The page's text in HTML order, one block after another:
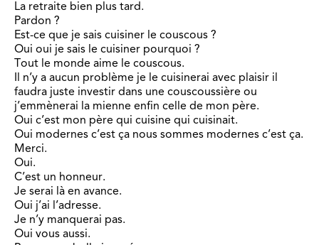
La retraite bien plus tard.
Pardon ?
Est-ce que je sais cuisiner le couscous ?
Oui oui je sais le cuisiner pourquoi ?
Tout le monde aime le couscous.
Il n’y a aucun problème je le cuisinerai avec plaisir il
faudra juste investir dans une couscoussière ou
j’emmènerai la mienne enfin celle de mon père.
Oui c’est mon père qui cuisine qui cuisinait.
Oui modernes c’est ça nous sommes modernes c’est ça.
Merci.
Oui.
C’est un honneur.
Je serai là en avance.
Oui j’ai l’adresse.
Je n’y manquerai pas.
Oui vous aussi.